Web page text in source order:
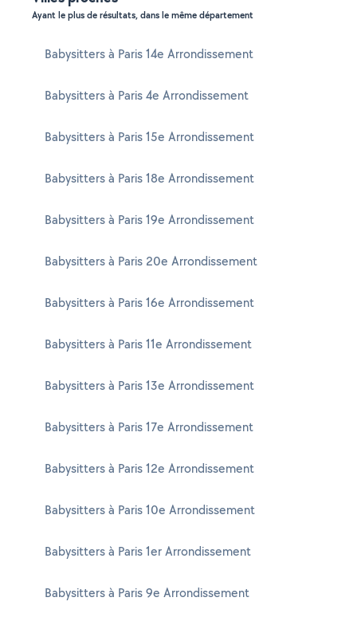
Ayant le plus de résultats, dans le même département
Babysitters à Paris 14e Arrondissement
Babysitters à Paris 4e Arrondissement
Babysitters à Paris 15e Arrondissement
Babysitters à Paris 18e Arrondissement
Babysitters à Paris 19e Arrondissement
Babysitters à Paris 20e Arrondissement
Babysitters à Paris 16e Arrondissement
Babysitters à Paris 11e Arrondissement
Babysitters à Paris 13e Arrondissement
Babysitters à Paris 17e Arrondissement
Babysitters à Paris 12e Arrondissement
Babysitters à Paris 10e Arrondissement
Babysitters à Paris 1er Arrondissement
Babysitters à Paris 9e Arrondissement